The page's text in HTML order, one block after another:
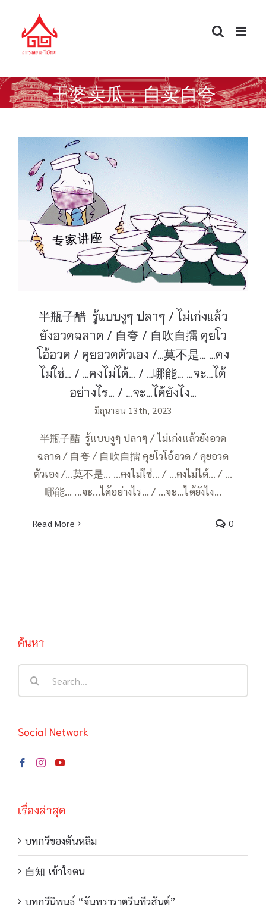
content
王婆卖瓜，自卖自夸
半瓶子醋 รู้แบบงูๆ ปลาๆ / ไม่เก่งแล้วยัง
อวดฉลาด / 自夸 / 自吹自擂 คุยโวโอ้อวด
/ คุยอวดตัวเอง /…莫不是… …คงไม่ใช่… / …
คงไม่ได้… / …哪能… …จะ…ได้อย่างไร… / …
จะ…ได้ยังไง…
半瓶子醋 รู้แบบงูๆ ปลาๆ / ไม่เก่งแล้ว
ยังอวดฉลาด / 自夸 / 自吹自擂 คุยโว
โอ้อวด / คุยอวดตัวเอง /…莫不是… …คง
ไม่ใช่… / …คงไม่ได้… / …哪能… …จะ…ได้
อย่างไร… / …จะ…ได้ยังไง…
มิถุนายน 13th, 2023
半瓶子醋 รู้แบบงูๆ ปลาๆ / ไม่เก่งแล้วยังอวด
ฉลาด / 自夸 / 自吹自擂 คุยโวโอ้อวด / คุยอวด
ตัวเอง /…莫不是… ...คงไม่ใช่... / …คงไม่ได้… / …
哪能… ...จะ...ได้อย่างไร... / ...จะ...ได้ยังไง...
Read More 0
ค้นหา
Social Network
เรื่องล่าสุด
บทกวีของตันหลิม
自知 เข้าใจตน
บทกวีนิพนธ์ “จันทราราตรีนทีวสันต์”